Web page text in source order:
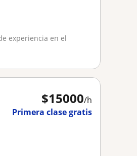
experiencia en el
$15000/h
Primera clase gratis